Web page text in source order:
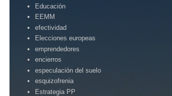
Educación
EEMM
efectividad
Elecciones europeas
emprendedores
encierros
especulación del suelo
esquizofrenia
Estrategia PP